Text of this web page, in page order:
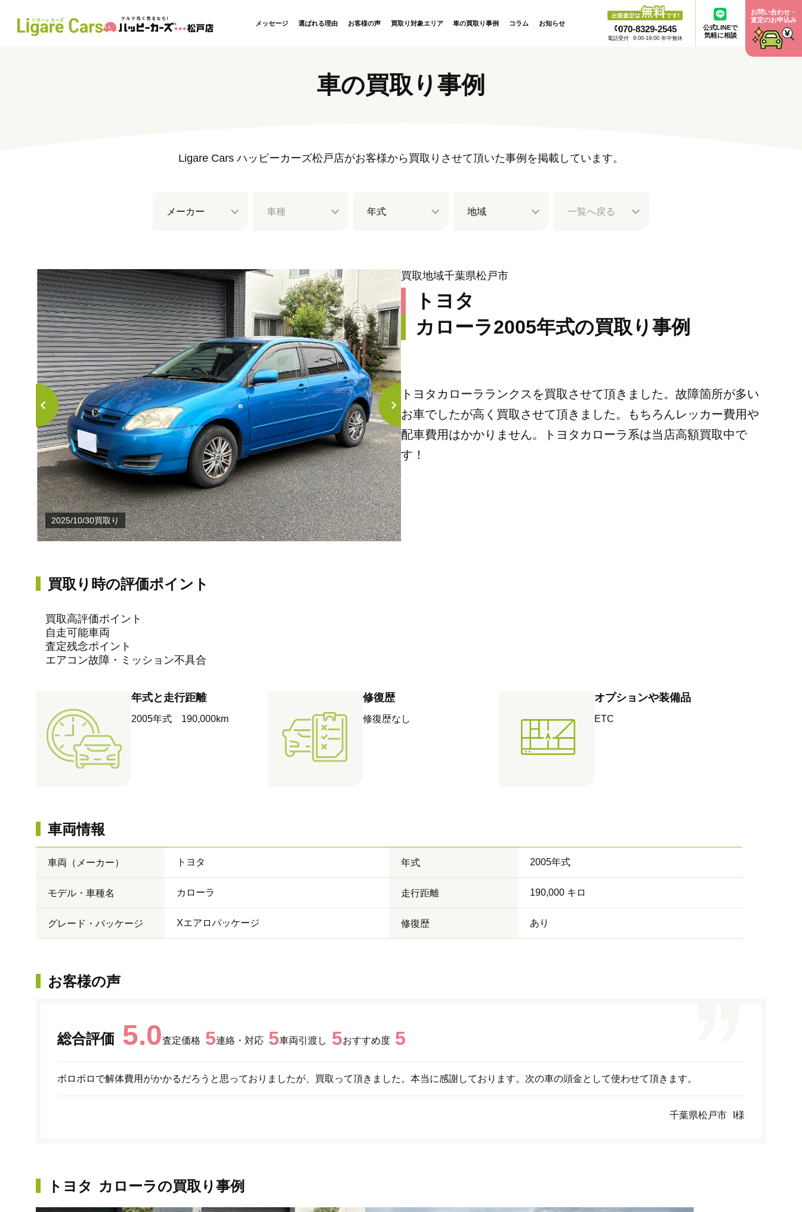
メッセージ 選ばれる理由 お客様の声 買取り対象エリア 車の買取り事例 コラム お知らせ
070-8329-2545
電話受付 9:00-19:00 年中無休
公式LINEで
気軽に相談
お問い合わせ・
査定のお申込み
車の買取り事例
Ligare Cars ハッピーカーズ松戸店がお客様から買取りさせて頂いた事例を掲載しています。
メーカー 車種 年式 地域 一覧へ戻る
2025/10/30買取り
買取地域千葉県松戸市
トヨタ
カローラ2005年式の買取り事例
トヨタカローラランクスを買取させて頂きました。故障箇所が多い
お車でしたが高く買取させて頂きました。もちろんレッカー費用や
配車費用はかかりません。トヨタカローラ系は当店高額買取中で
す！
買取り時の評価ポイント
買取高評価ポイント
自走可能車両
査定残念ポイント
エアコン故障・ミッション不具合
年式と走行距離
2005年式 190,000km
修復歴
修復歴なし
オプションや装備品
ETC
車両情報
車両（メーカー） トヨタ
モデル・車種名 カローラ
グレード・パッケージ Xエアロパッケージ
年式 2005年式
走行距離 190,000 キロ
修復歴 あり
お客様の声
総合評価 5.0査定価格 5連絡・対応 5車両引渡し 5おすすめ度 5
ボロボロで解体費用がかかるだろうと思っておりましたが、買取って頂きました。本当に感謝しております。次の車の頭金として使わせて頂きます。
千葉県松戸市 I様
トヨタ カローラの買取り事例